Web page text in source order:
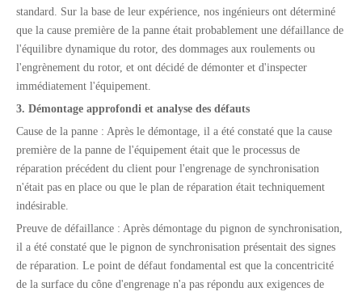
standard. Sur la base de leur expérience, nos ingénieurs ont déterminé
que la cause première de la panne était probablement une défaillance de
l'équilibre dynamique du rotor, des dommages aux roulements ou
l'engrènement du rotor, et ont décidé de démonter et d'inspecter
immédiatement l'équipement.
3. Démontage approfondi et analyse des défauts
Cause de la panne : Après le démontage, il a été constaté que la cause
première de la panne de l'équipement était que le processus de
réparation précédent du client pour l'engrenage de synchronisation
n'était pas en place ou que le plan de réparation était techniquement
indésirable.
Preuve de défaillance : Après démontage du pignon de synchronisation,
il a été constaté que le pignon de synchronisation présentait des signes
de réparation. Le point de défaut fondamental est que la concentricité
de la surface du cône d'engrenage n'a pas répondu aux exigences de